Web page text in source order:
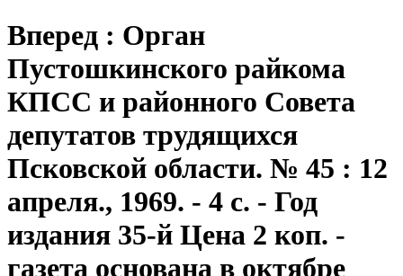
Вперед : Орган
Пустошкинского райкома
КПСС и районного Совета
депутатов трудящихся
Псковской области. № 45 : 12
апреля., 1969. - 4 с. - Год
издания 35-й Цена 2 коп. -
газета основана в октябре